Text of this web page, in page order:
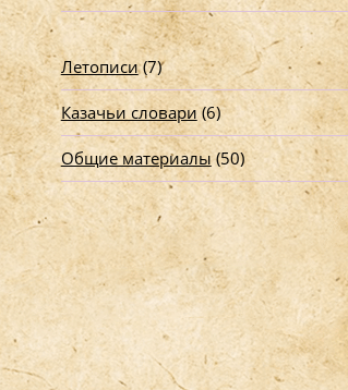
Летописи(7)
Казачьи словари(6)
Общие материалы (50)